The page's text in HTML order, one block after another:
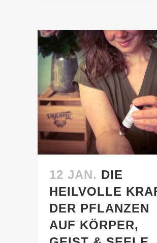
12 JAN. DIE
HEILVOLLE
DER PFLANZEN
AUF KÖRPER,